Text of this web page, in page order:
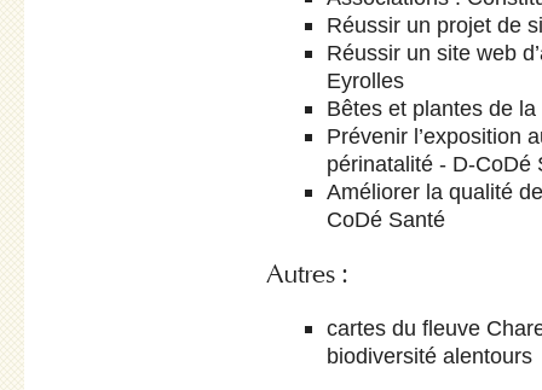
Réussir un projet de
Réussir un site web
Eyrolles
Bêtes et plantes de
Prévenir l’exposition
périnatalité - D-CoDé
Améliorer la qualité
CoDé Santé
Autres :
cartes du fleuve
biodiversité alentours